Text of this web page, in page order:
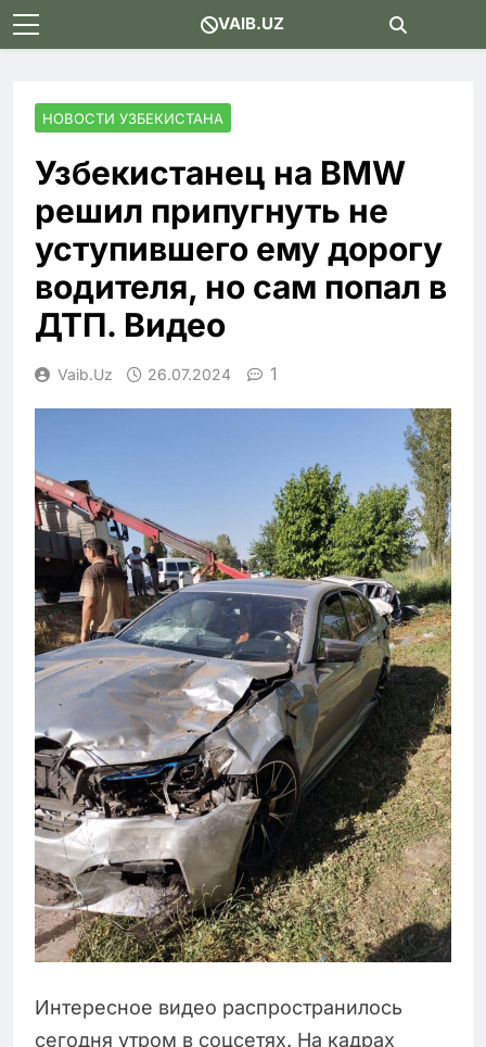
Skip
to
VAIB.UZ
НОВОСТИ УЗБЕКИСТАНА
Узбекистанец на BMW
решил припугнуть не
уступившего ему дорогу
водителя, но сам попал в
ДТП. Видео
Vaib.uz 26.07.2024 1
Интересное видео распространилось
сегодня утром в соцсетях. На кадрах